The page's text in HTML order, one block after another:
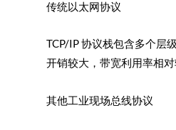
传统以太网协议
TCP/IP 协议栈包含多个层
开销较大，带宽利用率相对
其他工业现场总线协议